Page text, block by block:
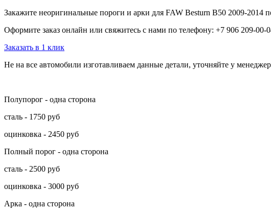
Закажите неоригинальные пороги и арки для FAW Besturn B50 2009-2014
Оформите заказ онлайн или свяжитесь с нами по телефону: +7 906 209-00-
Заказать в 1 клик
Не на все автомобили изготавливаем данные детали, уточняйте у
Полупорог - одна сторона
сталь - 1750 руб
оцинковка - 2450 руб
Полный порог - одна сторона
сталь - 2500 руб
оцинковка - 3000 руб
Арка - одна сторона